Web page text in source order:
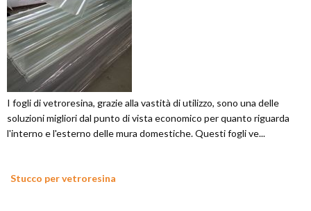
I fogli di vetroresina, grazie alla vastità di utilizzo, sono una delle
soluzioni migliori dal punto di vista economico per quanto riguarda
l'interno e l'esterno delle mura domestiche. Questi fogli ve...
Stucco per vetroresina